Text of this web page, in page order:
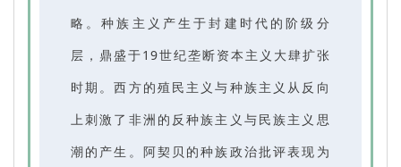
略。种族主义产生于封建时代的阶级分
层，鼎盛于19世纪垄断资本主义大肆扩张
时期。西方的殖民主义与种族主义从反向
上刺激了非洲的反种族主义与民族主义思
潮的产生。阿契贝的种族政治批评表现为